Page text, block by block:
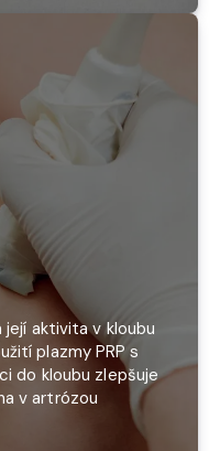
její aktivita v kloubu
plazmy PRP s
do kloubu zlepšuje
v artrózou